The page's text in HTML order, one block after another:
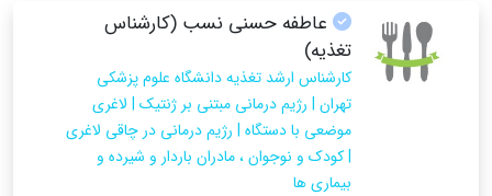
عاطفه حسنی نسب (کارشناس
تغذیه)
کارشناس ارشد تغذیه دانشگاه علوم پزشکی
تهران | رژیم درمانی‌ مبتنی بر ژنتیک | لاغری
موضعی با دستگاه | رژیم درمانی در چاقی لاغری
| کودک و نوجوان ، مادران باردار و شیرده و
بیماری ها